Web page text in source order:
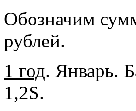
Обозначим
рублей.
1 год. Январь.
1,2S.